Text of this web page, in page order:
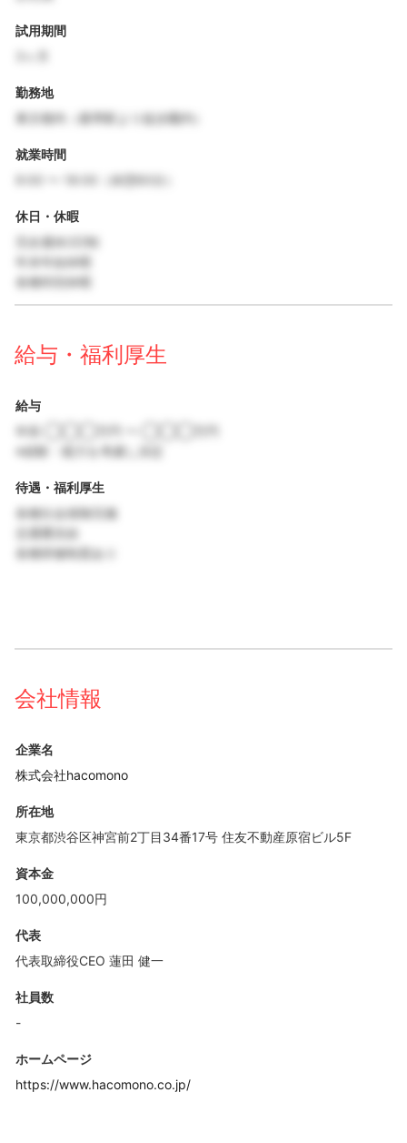
試用期間
勤務地
東京都内（最寄駅より徒歩圏内）
就業時間
9:00 〜 18:00（休憩60分）
休日・休暇
完全週休2日制
年末年始休暇
各種特別休暇
給与・福利厚生
給与
※経験・能力を考慮し決定
待遇・福利厚生
各種社会保険完備
交通費支給
各種研修制度あり
会社情報
企業名
株式会社hacomono
所在地
東京都渋谷区神宮前2丁目34番17号 住友不動産原宿ビル5F
資本金
100,000,000円
代表
代表取締役CEO 蓮田 健一
社員数
-
ホームページ
https://www.hacomono.co.jp/